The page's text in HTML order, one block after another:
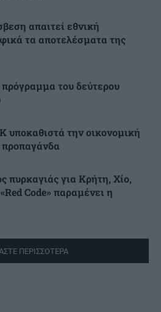
απαιτεί εθνική
τα αποτελέσματα της
του δεύτερου
υποκαθιστά την οικονομική
προπαγάνδα
πυρκαγιάς για Κρήτη, Χίο,
Code» παραμένει η
ΠΕΡΙΣΣΟΤΕΡΑ